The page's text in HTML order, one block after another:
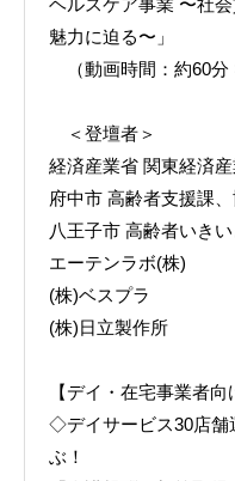
ヘルスケア事業 〜社
魅力に迫る〜」
（動画時間：約60分
＜登壇者＞
経済産業省 関東経済
府中市 高齢者支援課
八王子市 高齢者いき
エーテンラボ(株)
(株)ベスプラ
(株)日立製作所
【デイ・在宅事業者向
◇デイサービス30店舗
ぶ！